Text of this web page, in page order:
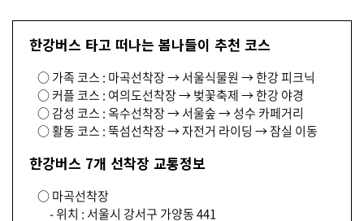
한강버스 타고 떠나는 봄나들이 추천 코스
○ 가족 코스 : 마곡선착장 → 서울식물원 → 한강 피크닉
○ 커플 코스 : 여의도선착장 → 벚꽃축제 → 한강 야경
○ 감성 코스 : 옥수선착장 → 서울숲 → 성수 카페거리
○ 활동 코스 : 뚝섬선착장 → 자전거 라이딩 → 잠실 이동
한강버스 7개 선착장 교통정보
○ 마곡선착장
- 위치 : 서울시 강서구 가양동 441